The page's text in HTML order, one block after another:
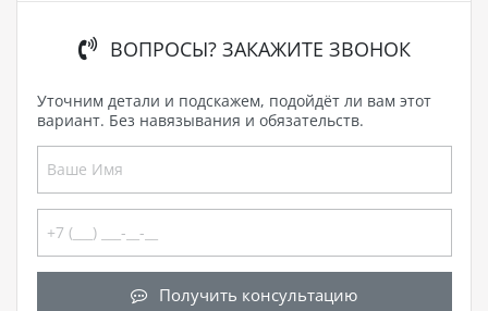
ВОПРОСЫ? ЗАКАЖИТЕ ЗВОНОК
Уточним детали и подскажем, подойдёт ли вам этот
вариант. Без навязывания и обязательств.
Получить консультацию